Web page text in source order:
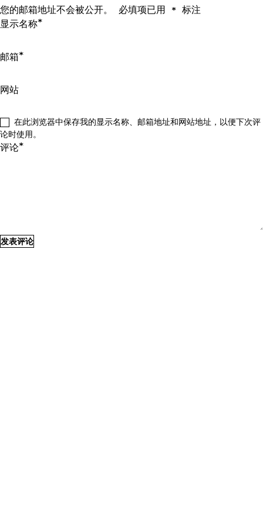
您的邮箱地址不会被公开。 必填项已用 * 标注
评论*
显示名称*
邮箱*
网站
在此浏览器中保存我的显示名称、邮箱地址和网站地址，以便下次评
论时使用。